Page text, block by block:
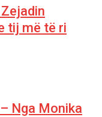
tij më të ri
Nga Monika